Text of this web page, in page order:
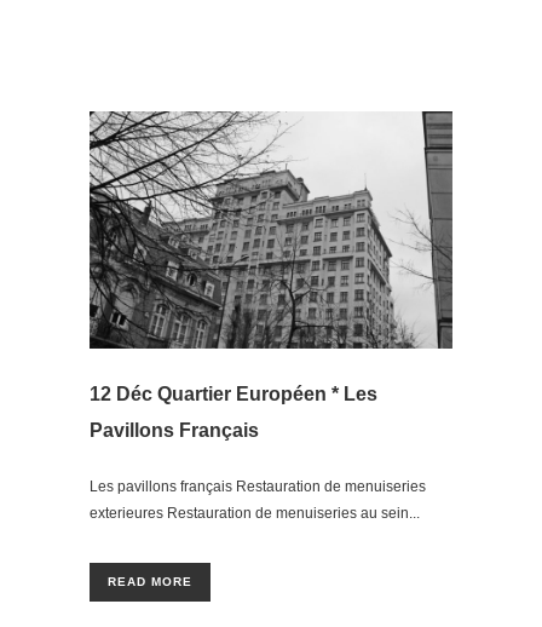
12 Déc Quartier Européen * Les
Pavillons Français
Les pavillons français Restauration de menuiseries
exterieures Restauration de menuiseries au sein...
READ MORE